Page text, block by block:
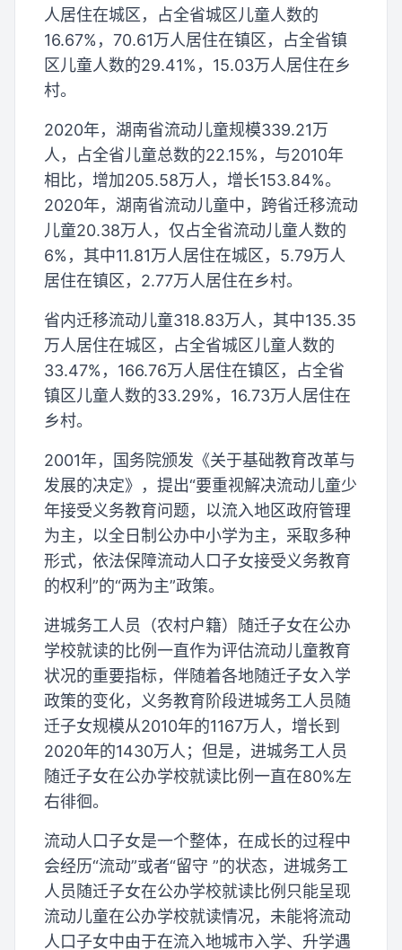
人居住在城区，占全省城区儿童人数的
16.67%，70.61万人居住在镇区，占全省镇
区儿童人数的29.41%，15.03万人居住在乡
村。
2020年，湖南省流动儿童规模339.21万
人，占全省儿童总数的22.15%，与2010年
相比，增加205.58万人，增长153.84%。
2020年，湖南省流动儿童中，跨省迁移流动
儿童20.38万人，仅占全省流动儿童人数的
6%，其中11.81万人居住在城区，5.79万人
居住在镇区，2.77万人居住在乡村。
省内迁移流动儿童318.83万人，其中135.35
万人居住在城区，占全省城区儿童人数的
33.47%，166.76万人居住在镇区，占全省
镇区儿童人数的33.29%，16.73万人居住在
乡村。
2001年，国务院颁发《关于基础教育改革与
发展的决定》，提出“要重视解决流动儿童少
年接受义务教育问题，以流入地区政府管理
为主，以全日制公办中小学为主，采取多种
形式，依法保障流动人口子女接受义务教育
的权利”的“两为主”政策。
进城务工人员（农村户籍）随迁子女在公办
学校就读的比例一直作为评估流动儿童教育
状况的重要指标，伴随着各地随迁子女入学
政策的变化，义务教育阶段进城务工人员随
迁子女规模从2010年的1167万人，增长到
2020年的1430万人；但是，进城务工人员
随迁子女在公办学校就读比例一直在80%左
右徘徊。
流动人口子女是一个整体，在成长的过程中
会经历“流动”或者“留守 ”的状态，进城务工
人员随迁子女在公办学校就读比例只能呈现
流动儿童在公办学校就读情况，未能将流动
人口子女中由于在流入地城市入学、升学遇